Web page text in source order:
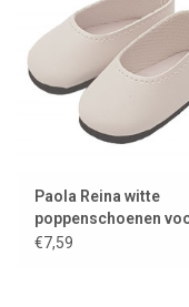
Paola Reina witte
poppenschoenen
Amigas poppen
€7,59